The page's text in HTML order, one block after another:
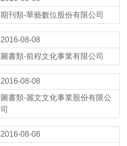
期刊類-華藝數位股份有限公司
2016-08-08
圖書類-前程文化事業有限公司
2016-08-08
圖書類-麗文文化事業股份有限公
司
2016-08-08